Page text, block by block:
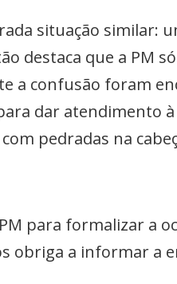
situação similar:
destaca que a PM
a confusão foram
dar atendimento à
pedradas na
para formalizar a
obriga a informar a